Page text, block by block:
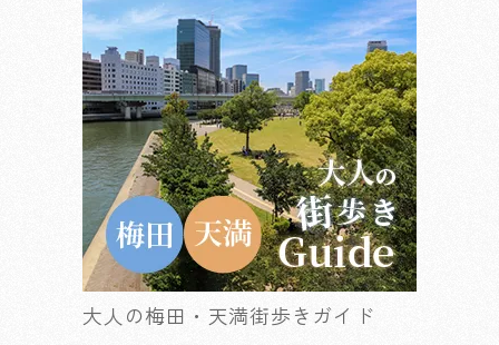
大人の梅田・天満街歩きガイド